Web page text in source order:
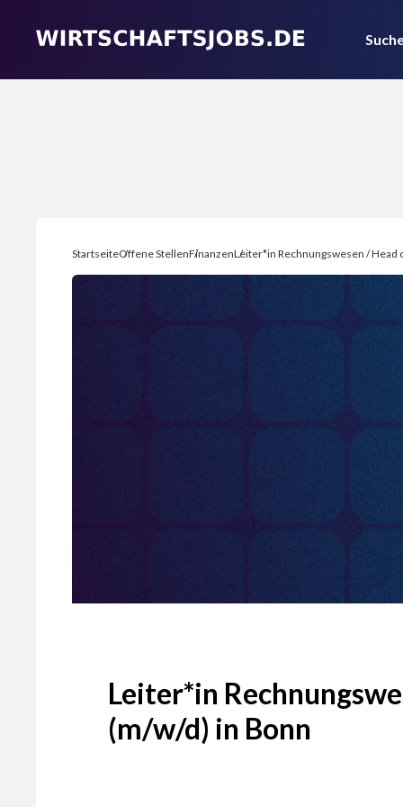
StartseiteOffene StellenFinanzenLeiter*in Rechnungswesen / Head
Leiter*in
(m/w/d) in Bonn